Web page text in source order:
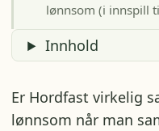
lønnsom (i innspill
Innhold
Er Hordfast virkelig
lønnsom når man